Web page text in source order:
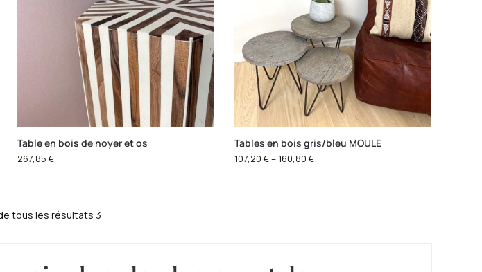
Table en bois de noyer et os
267,85 €
Tables en bois gris/bleu MOULE
107,20€– 160,80€
tous les résultats 3